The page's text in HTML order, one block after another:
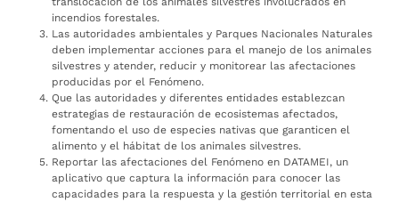
incendios forestales.
Las autoridades ambientales y Parques Nacionales Naturales
deben implementar acciones para el manejo de los animales
silvestres y atender, reducir y monitorear las afectaciones
producidas por el Fenómeno.
Que las autoridades y diferentes entidades establezcan
estrategias de restauración de ecosistemas afectados,
fomentando el uso de especies nativas que garanticen el
alimento y el hábitat de los animales silvestres.
Reportar las afectaciones del Fenómeno en DATAMEI, un
aplicativo que captura la información para conocer las
capacidades para la respuesta y la gestión territorial en esta